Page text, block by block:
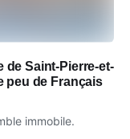
de Saint-Pierre-et-
peu de Français
immobile.